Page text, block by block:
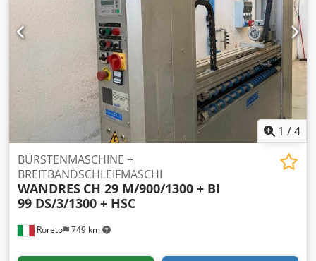
1 /4
Roreto 749 km
BÜRSTENMASCHINE +
BREITBANDSCHLEIFMASCHI
WANDRES CH 29 M/900/1300 + BI
99 DS/3/1300 + HSC